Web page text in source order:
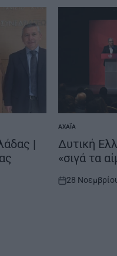
|
POSTED
IN
ΑΧΑΪ́Α
Δυτική
«σιγά τα
on
28